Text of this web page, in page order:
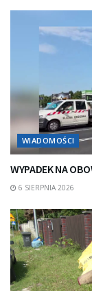
WIADOMOŚCI
WYPADEK NA
6 SIERPNIA 2026